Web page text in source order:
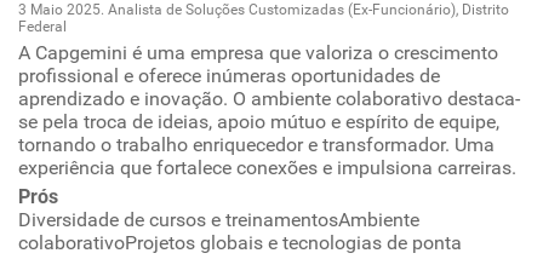
Oportunidade de promoção
Ambiente de trabalho
Conciliação com a vida familiar
Benefícios
3 Maio 2025. Analista de Soluções Customizadas (Ex-Funcionário), Distrito
Federal
A Capgemini é uma empresa que valoriza o crescimento
profissional e oferece inúmeras oportunidades de
aprendizado e inovação. O ambiente colaborativo destaca-
se pela troca de ideias, apoio mútuo e espírito de equipe,
tornando o trabalho enriquecedor e transformador. Uma
experiência que fortalece conexões e impulsiona carreiras.
Prós
Diversidade de cursos e treinamentosAmbiente
colaborativoProjetos globais e tecnologias de ponta